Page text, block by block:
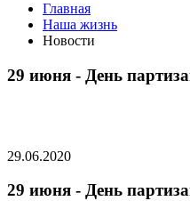
Главная
Наша жизнь
Новости
29 июня - День
29.06.2020
29 июня - День